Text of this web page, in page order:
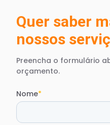
Quer saber
nossos
Preencha o formulário
orçamento.
Nome*